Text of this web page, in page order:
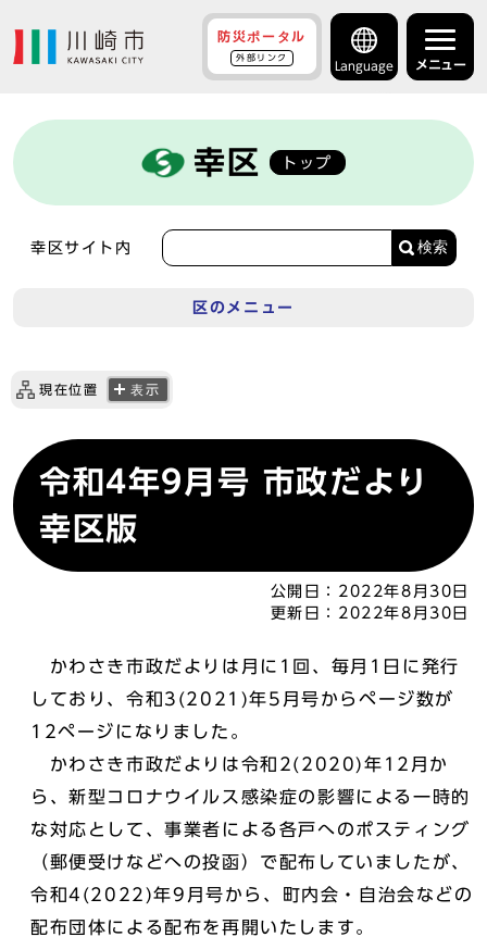
防災ポータル
外部リンク
Language メニュー
幸区 トップ
幸区サイト内 検索
区のメニュー
現在位置 表示
令和4年9月号 市政だより
幸区版
公開日： 2022年8月30日
更新日： 2022年8月30日
かわさき市政だよりは月に1回、毎月1日に発行
しており、令和3(2021)年5月号からページ数が
12ページになりました。
かわさき市政だよりは令和2(2020)年12月か
ら、新型コロナウイルス感染症の影響による一時的
な対応として、事業者による各戸へのポスティング
（郵便受けなどへの投函）で配布していましたが、
令和4(2022)年9月号から、町内会・自治会などの
配布団体による配布を再開いたします。